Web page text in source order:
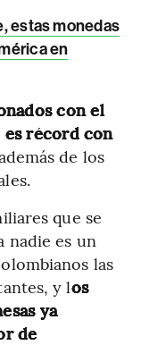
estas monedas
en
con el
es récord con
de los
que se
nadie es un
las
y los
ya
de